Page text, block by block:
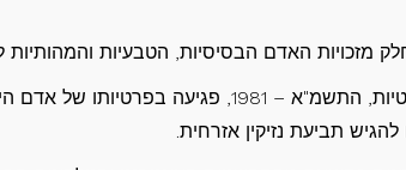
מזכויות האדם הבסיסיות, הטבעיות
תביעת נזיקין אזרחית.